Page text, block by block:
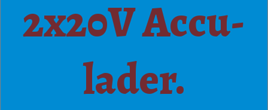
2x20V Accu-
lader.